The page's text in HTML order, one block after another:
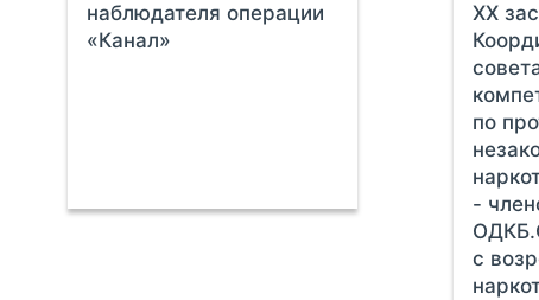
наблюдателя операции
«Канал»
XX
по
-
с